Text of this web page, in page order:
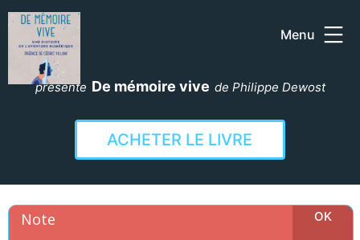
Aller
contenu
Menu
présente De mémoire vive de Philippe Dewost
ACHETER LE LIVRE